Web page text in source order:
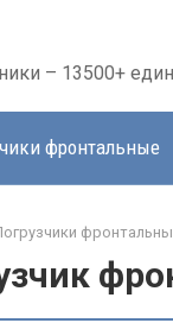
– 13500+
фронтальные